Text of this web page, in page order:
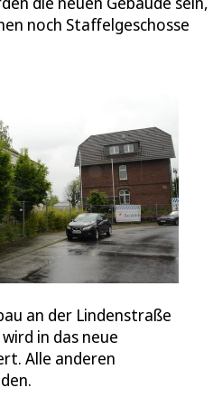
noch Staffelgeschosse
an der Lindenstraße
in das neue
Alle anderen